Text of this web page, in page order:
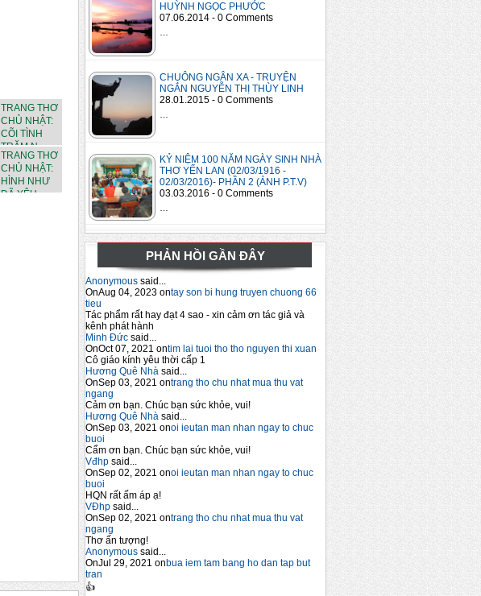
HUỲNH NGỌC PHƯỚC
07.06.2014 - 0 Comments
CHUÔNG NGÂN XA - TRUYỆN
NGẮN NGUYỄN THỊ THÙY LINH
28.01.2015 - 0 Comments
KỶ NIỆM 100 NĂM NGÀY SINH NHÀ
THƠ YẾN LAN (02/03/1916 -
02/03/2016)- PHẦN 2 (ẢNH P.T.V)
03.03.2016 - 0 Comments
PHẢN HỒI GẦN ĐÂY
Anonymous said...
OnAug 04, 2023 ontay son bi hung truyen chuong 66
tieu
Tác phẩm rất hay đạt 4 sao - xin cảm ơn tác giả và
kênh phát hành
Minh Đức said...
OnOct 07, 2021 ontim lai tuoi tho tho nguyen thi xuan
Cô giáo kính yêu thời cấp 1
Hương Quê Nhà said...
OnSep 03, 2021 ontrang tho chu nhat mua thu vat
ngang
Cảm ơn bạn. Chúc bạn sức khỏe, vui!
Hương Quê Nhà said...
OnSep 03, 2021 onoi ieutan man nhan ngay to chuc
buoi
Cẩm ơn bạn. Chúc bạn sức khỏe, vui!
Vđhp said...
OnSep 02, 2021 onoi ieutan man nhan ngay to chuc
buoi
HQN rất ấm áp ạ!
VĐhp said...
OnSep 02, 2021 ontrang tho chu nhat mua thu vat
ngang
Thơ ấn tượng!
Anonymous said...
OnJul 29, 2021 onbua iem tam bang ho dan tap but
tran
👍
TRANG THƠ
CHỦ NHẬT:
CÕI TÌNH
TRĂM N...
TRANG THƠ
CHỦ NHẬT:
HÌNH NHƯ
ĐÃ YÊU...